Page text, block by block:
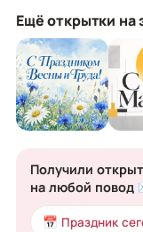
Ещё открытки на
Получили
на любой повод
📅 Праздник